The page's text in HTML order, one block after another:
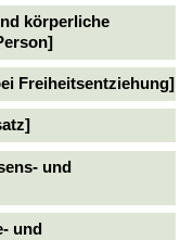
körperliche
Freiheitsentziehung]
und
und